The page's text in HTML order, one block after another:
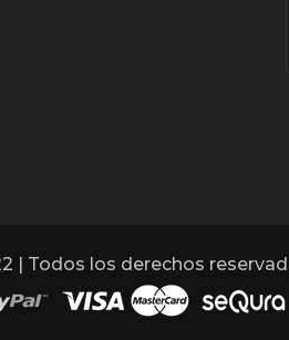
| Todos los derechos